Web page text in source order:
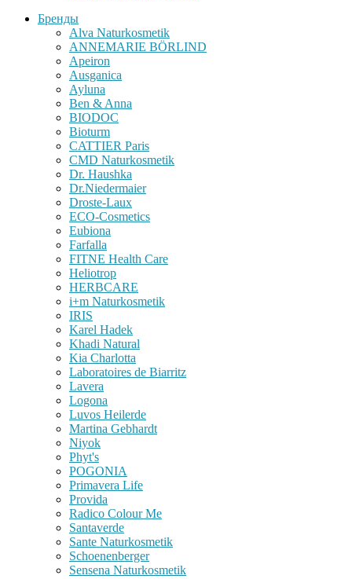
Бренды
Alva Naturkosmetik
ANNEMARIE BÖRLIND
Apeiron
Ausganica
Ayluna
Ben & Anna
BIODOC
Bioturm
CATTIER Paris
CMD Naturkosmetik
Dr. Haushka
Dr.Niedermaier
Droste-Laux
ECO-Cosmetics
Eubiona
Farfalla
FITNE Health Care
Heliotrop
HERBCARE
i+m Naturkosmetik
IRIS
Karel Hadek
Khadi Natural
Kia Charlotta
Laboratoires de Biarritz
Lavera
Logona
Luvos Heilerde
Martina Gebhardt
Niyok
Phyt's
POGONIA
Primavera Life
Provida
Radico Colour Me
Santaverde
Sante Naturkosmetik
Schoenenberger
Sensena Naturkosmetik